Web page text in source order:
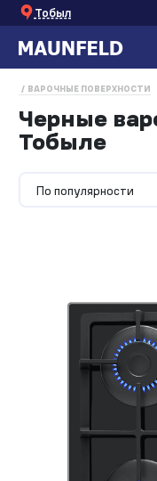
Тобыл
ВАРОЧНЫЕ ПОВЕРХНОСТИ
Черные
Тобыле
По популярности